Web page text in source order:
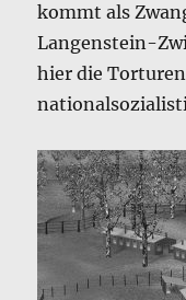
kommt als
Langenstein-
hier die